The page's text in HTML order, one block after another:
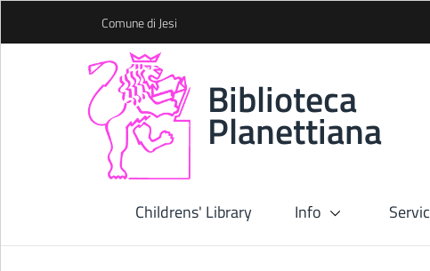
Skip to Main ContentComune di Jesi
Biblioteca
Planettiana
Childrens' Library Info